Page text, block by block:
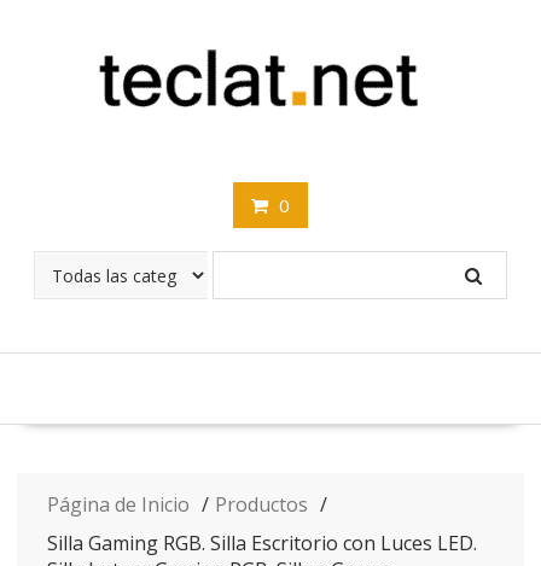
0
Página de Inicio
Productos
Silla Gaming RGB. Silla Escritorio con Luces LED.